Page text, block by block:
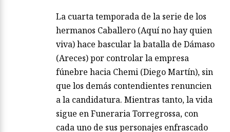
La cuarta temporada de la serie de los
hermanos Caballero (Aquí no hay quien
viva) hace bascular la batalla de Dámaso
(Areces) por controlar la empresa
fúnebre hacia Chemi (Diego Martín), sin
que los demás contendientes renuncien
a la candidatura. Mientras tanto, la vida
sigue en Funeraria Torregrossa, con
cada uno de sus personajes enfrascado